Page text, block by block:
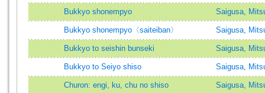
Bukkyo shonempyo Saigusa,
Bukkyo shonempyo〈saiteiban〉 Saigusa,
Bukkyo to seishin bunseki Saigusa,
Bukkyo to Seiyo shiso Saigusa,
Churon: engi, ku, chu no shiso Saigusa,